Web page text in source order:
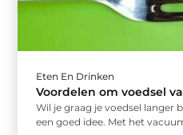
Eten En Drinken
Voordelen om voedsel
Wil je graag je voedsel langer
een goed idee. Met het